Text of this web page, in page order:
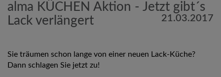
alma KÜCHEN Aktion - Jetzt gibt´s
Lack verlängert
21.03.2017
Sie träumen schon lange von einer neuen Lack-Küche?
Dann schlagen Sie jetzt zu!